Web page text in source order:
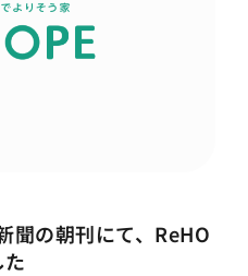
聞の朝刊にて、ReHO